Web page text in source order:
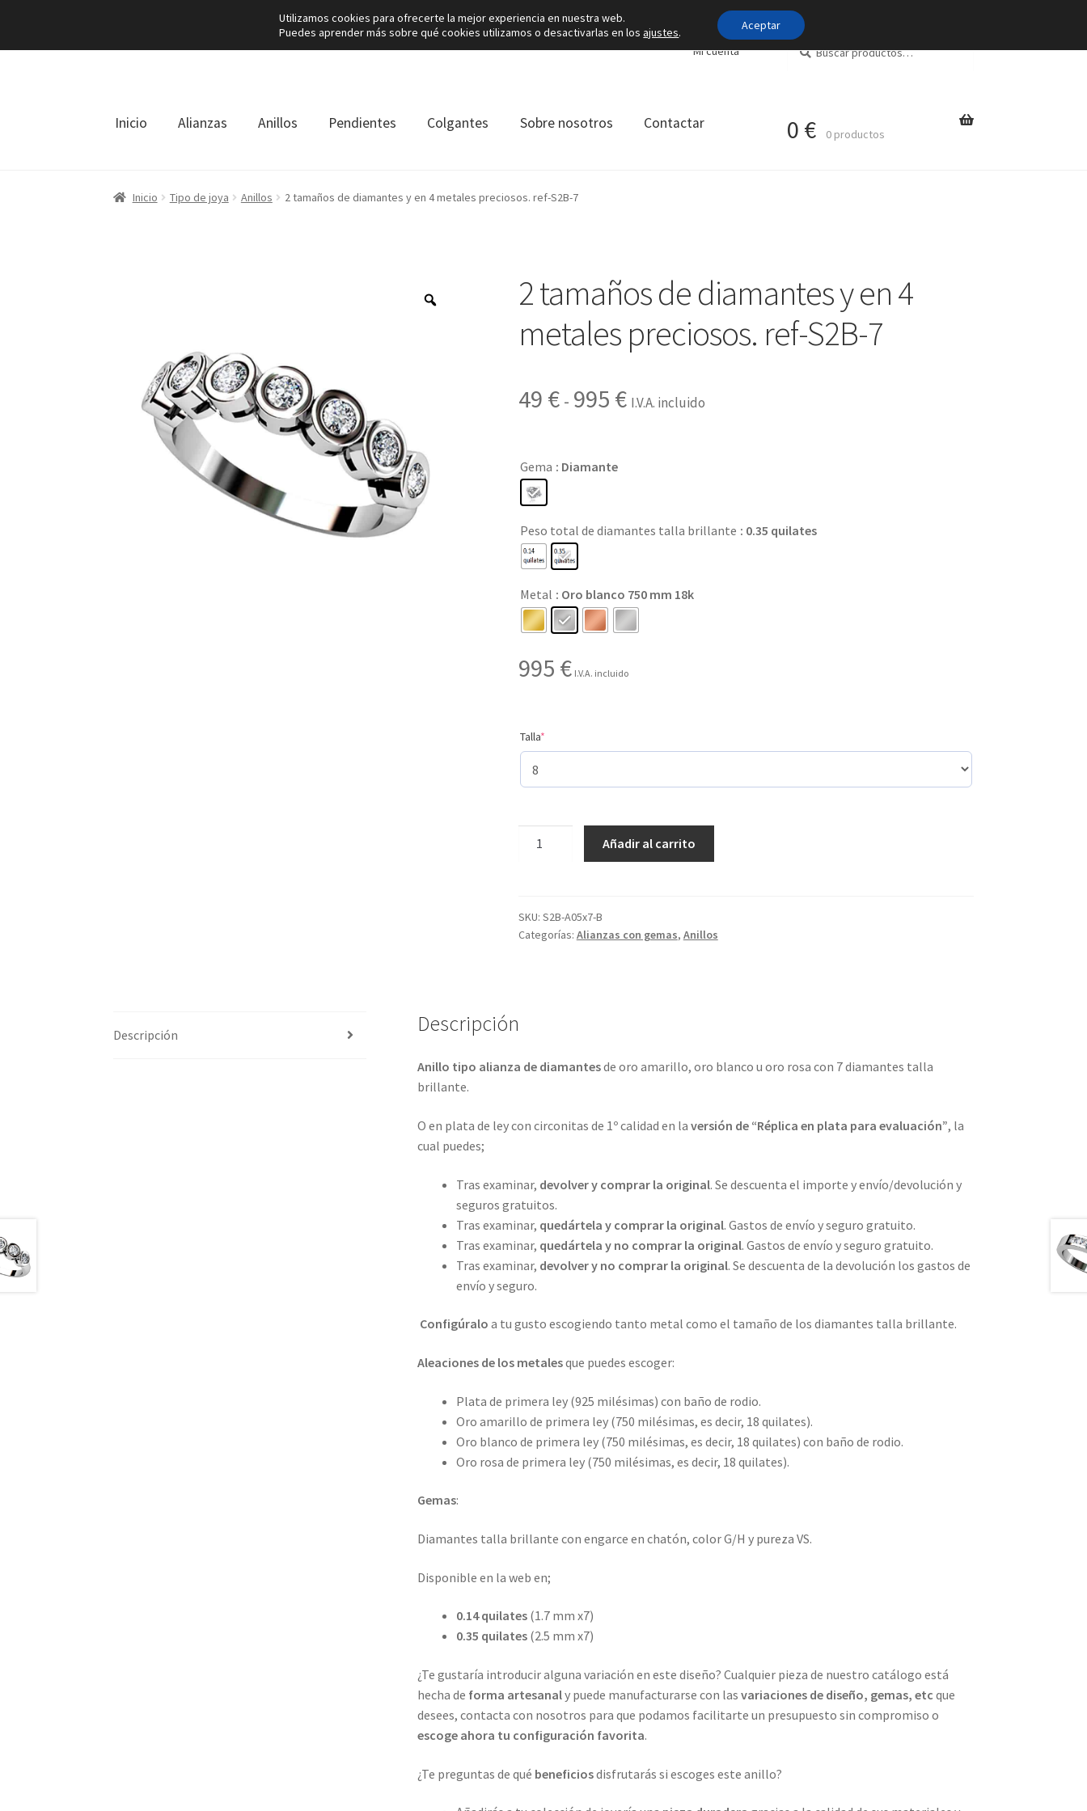
Mi cuenta
Buscar
por:
Buscar
Inicio Alianzas Anillos Pendientes Colgantes Sobre nosotros Contactar 0 € 0 productos
Inicio Tipo de joya Anillos 2 tamaños de diamantes y en 4 metales preciosos. ref-S2B-7
2 tamaños de diamantes y en 4
metales preciosos. ref-S2B-7
49 € - 995 €Rango
hasta
I.V.A. incluido
Gema : Diamante
Peso total de diamantes talla brillante : 0.35 quilates
Metal : Oro blanco 750 mm 18k
995 € I.V.A. incluido
Talla*(required)
y
en
Añadir al carrito
SKU: S2B-A05x7-B
Categorías: Alianzas con gemas, Anillos
Descripción Descripción
Anillo tipo alianza de diamantesde oro amarillo, oro blanco u oro rosa con 7 diamantes talla
brillante.
O en plata de ley con circonitas de 1º calidad en la versión de “Réplica en plata para evaluación”, la
cual puedes;
Tras examinar, devolver y comprar la original. Se descuenta el importe y envío/devolución y
seguros gratuitos.
Tras examinar, quedártela y comprar la original. Gastos de envío y seguro gratuito.
Tras examinar, quedártela y no comprar la original. Gastos de envío y seguro gratuito.
Tras examinar, devolver y no comprar la original. Se descuenta de la devolución los gastos de
envío y seguro.
Configúralo a tu gusto escogiendo tanto metal como el tamaño de los diamantes talla brillante.
Aleaciones de los metalesque puedes escoger:
Plata de primera ley (925 milésimas) con baño de rodio.
Oro amarillo de primera ley (750 milésimas, es decir, 18 quilates).
Oro blanco de primera ley (750 milésimas, es decir, 18 quilates) con baño de rodio.
Oro rosa de primera ley (750 milésimas, es decir, 18 quilates).
Gemas:
Diamantes talla brillante con engarce en chatón, color G/H y pureza VS.
Disponible en la web en;
0.14 quilates (1.7 mm x7)
0.35 quilates (2.5 mm x7)
¿Te gustaría introducir alguna variación en este diseño? Cualquier pieza de nuestro catálogo está
hecha de forma artesanaly puede manufacturarse con las variaciones de diseño, gemas, etc que
desees, contacta con nosotros para que podamos facilitarte un presupuesto sin compromiso o
escoge ahora tu configuración favorita.
¿Te preguntas de qué beneficiosdisfrutarás si escoges este anillo?
Utilizamos cookies para ofrecerte la mejor experiencia en nuestra web.
Puedes aprender más sobre qué cookies utilizamos o desactivarlas en losajustes. Aceptar